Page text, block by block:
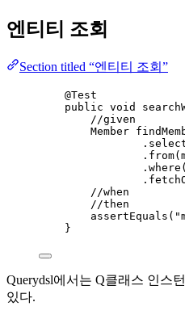
엔티티 조회
Section titled “엔티티 조회”
@Test
public void
//given
Member
.
. from(
. where (
.
//when
//then
assertEquals ( "
}
Querydsl에서는 Q클래스 인스
있다.